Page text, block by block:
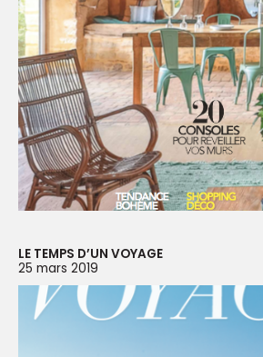
LE TEMPS D’UN VOYAGE
25 mars 2019